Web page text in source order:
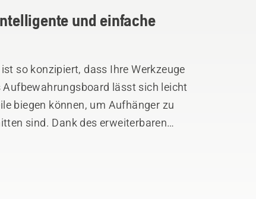
und einfache
so konzipiert, dass Ihre Werkzeuge
lässt sich leicht
biegen können, um Aufhänger zu
sind. Dank des erweiterbaren